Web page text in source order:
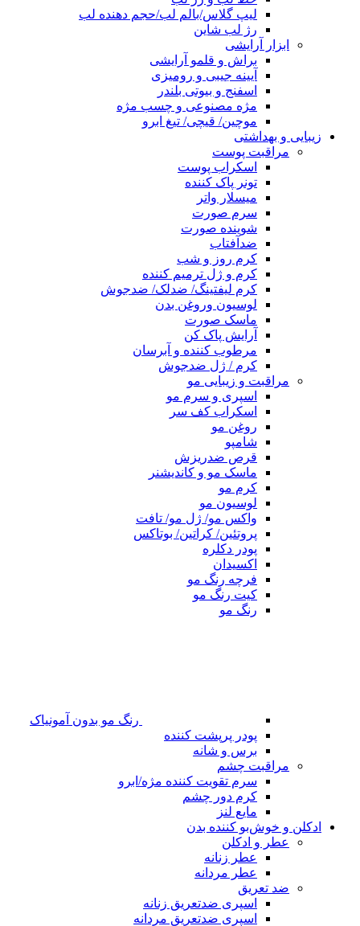
لیپ گلاس/بالم لب/حجم دهنده لب
رژ لب شاین
ابزار آرایشی
براش و قلمو آرایشی
آیینه جیبی و رومیزی
اسفنج و بیوتی بلندر
مژه مصنوعی و چسب مژه
موچین/ قیچی/ تیغ ابرو
زیبایی و بهداشتی
مراقبت پوست
اسکراب پوست
تونر پاک کننده
میسلار واتر
سرم صورت
شوینده صورت
ضدآفتاب
کرم روز و شب
کرم و ژل ترمیم کننده
کرم لیفتینگ/ ضدلک/ ضدجوش
لوسیون وروغن بدن
ماسک صورت
آرایش پاک کن
مرطوب کننده و آبرسان
کرم / ژل ضدجوش
مراقبت و زیبایی مو
اسپری و سرم مو
اسکراب کف سر
روغن مو
شامپو
قرص ضدریزش
ماسک مو و کاندیشنر
کرم مو
لوسیون مو
واکس مو/ ژل مو/ تافت
پروتئین/ کراتین/ بوتاکس
پودر دکلره
اکسیدان
فرچه رنگ مو
کیت رنگ مو
رنگ مو
رنگ مو بدون آمونیاک
پودر پرپشت کننده
برس و شانه
مراقبت چشم
سرم تقویت کننده مژه/ابرو
کرم دور چشم
مایع لنز
ادکلن و خوش‌بو کننده بدن
عطر و ادکلن
عطر زنانه
عطر مردانه
ضد تعریق
اسپری ضدتعریق زنانه
اسپری ضدتعریق مردانه